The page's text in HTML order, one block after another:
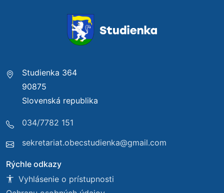
Studienka 364
90875
Slovenská republika
034/7782 151
sekretariat.obecstudienka@gmail.com
Rýchle odkazy
Vyhlásenie o prístupnosti